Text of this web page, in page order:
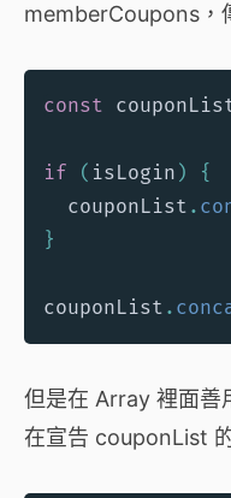
memberCoupons，
const
if ( isLogin )
{
  couponList
.
}
couponList .
但是在 Array 裡面
在宣告 couponList